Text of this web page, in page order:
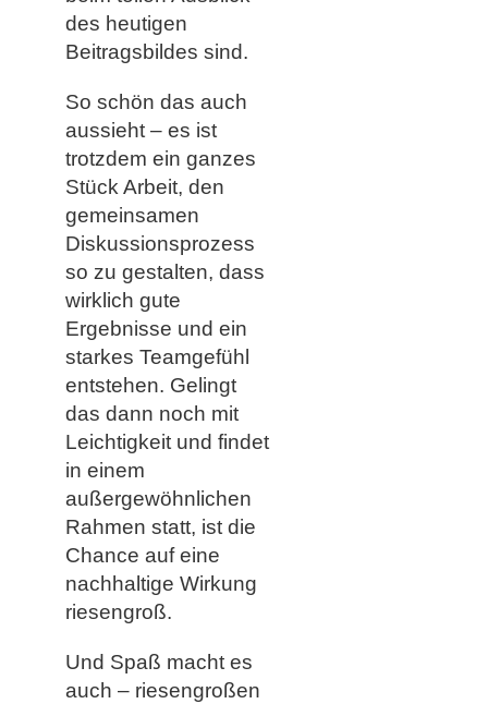
des heutigen
Beitragsbildes sind.
So schön das auch
aussieht – es ist
trotzdem ein ganzes
Stück Arbeit, den
gemeinsamen
Diskussionsprozess
so zu gestalten, dass
wirklich gute
Ergebnisse und ein
starkes Teamgefühl
entstehen. Gelingt
das dann noch mit
Leichtigkeit und findet
in einem
außergewöhnlichen
Rahmen statt, ist die
Chance auf eine
nachhaltige Wirkung
riesengroß.
Und Spaß macht es
auch – riesengroßen